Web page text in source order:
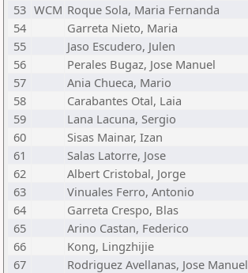
53 WCM Roque Sola, Maria Fernanda
54
Garreta Nieto, Maria
55
Jaso Escudero, Julen
56
Perales Bugaz, Jose Manuel
57
Ania Chueca, Mario
58
Carabantes Otal, Laia
59
Lana Lacuna, Sergio
60
Sisas Mainar, Izan
61
Salas Latorre, Jose
62
Albert Cristobal, Jorge
63
Vinuales Ferro, Antonio
64
Garreta Crespo, Blas
65
Arino Castan, Federico
66
Kong, Lingzhijie
67
Rodriguez Avellanas, Jose Manuel